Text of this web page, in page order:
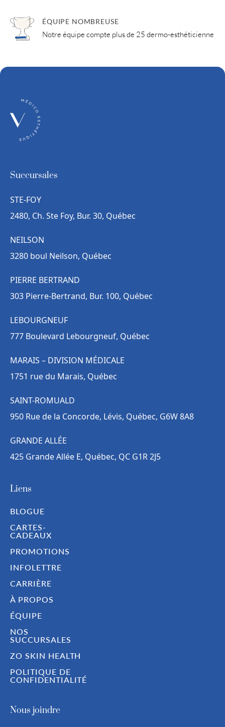
ÉQUIPE NOMBREUSE
Notre équipe compte plus de 25 dermo-esthéticienne
Succursales
STE-FOY
2480, Ch. Ste Foy, Bur. 30, Québec
NEILSON
3280 boul Neilson, Québec
PIERRE BERTRAND
303 Pierre-Bertrand, Bur. 100, Québec
LEBOURGNEUF
777 Boulevard Lebourgneuf, Québec
MARAIS – DIVISION MÉDICALE
1751 rue du Marais, Québec
SAINT-ROMUALD
950 Rue de la Concorde, Lévis, Québec, G6W 8A8
GRANDE ALLÉE
425 Grande Allée E, Québec, QC G1R 2J5
Liens
BLOGUE
CARTES-
CADEAUX
PROMOTIONS
INFOLETTRE
CARRIÈRE
À PROPOS
ÉQUIPE
NOS
SUCCURSALES
ZO SKIN HEALTH
POLITIQUE DE
CONFIDENTIALITÉ
Nous joindre